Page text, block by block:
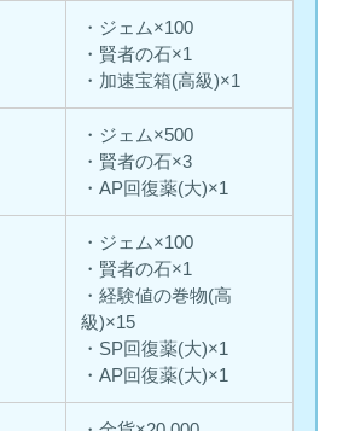
・ジェム×100
・賢者の石×1
・加速宝箱(高級)×1
・ジェム×500
・賢者の石×3
・AP回復薬(大)×1
・ジェム×100
・賢者の石×1
・経験値の巻物(高
級)×15
・SP回復薬(大)×1
・AP回復薬(大)×1